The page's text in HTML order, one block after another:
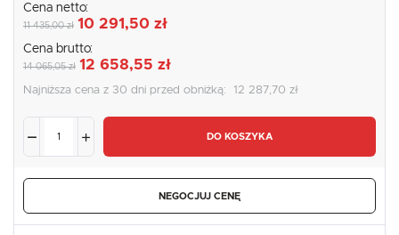
Cena netto:
11 435,00 zł 10 291,50 zł
Cena brutto:
14 065,05 zł 12 658,55 zł
Najniższa cena z 30 dni przed obniżką: 12 287,70 zł
DO KOSZYKA
NEGOCJUJ CENĘ